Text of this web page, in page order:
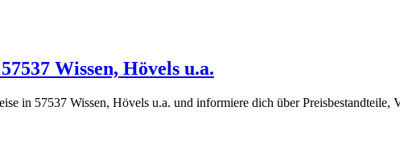
Wissen, Hövels u.a.
in 57537 Wissen, Hövels u.a. und informiere dich über